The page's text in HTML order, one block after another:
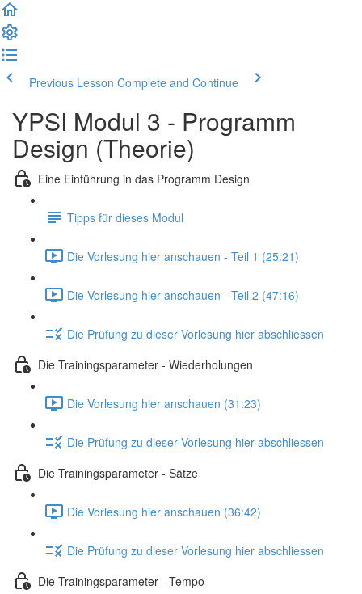
Previous Lesson Complete and Continue
YPSI Modul 3 - Programm
Design (Theorie)
Eine Einführung in das Programm Design
Tipps für dieses Modul
Die Vorlesung hier anschauen - Teil 1 (25:21)
Die Vorlesung hier anschauen - Teil 2 (47:16)
Die Prüfung zu dieser Vorlesung hier abschliessen
Die Trainingsparameter - Wiederholungen
Die Vorlesung hier anschauen (31:23)
Die Prüfung zu dieser Vorlesung hier abschliessen
Die Trainingsparameter - Sätze
Die Vorlesung hier anschauen (36:42)
Die Prüfung zu dieser Vorlesung hier abschliessen
Die Trainingsparameter - Tempo